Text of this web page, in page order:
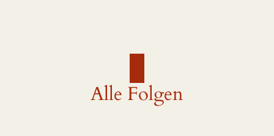
Alle Folgen